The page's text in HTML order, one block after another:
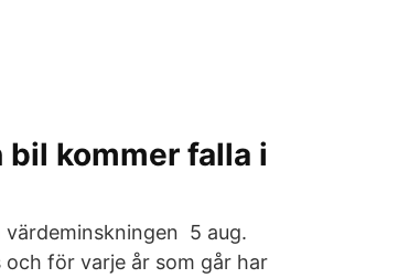
bil kommer falla i
5 aug.
för varje år som går har